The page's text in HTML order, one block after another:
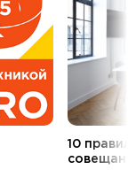
10